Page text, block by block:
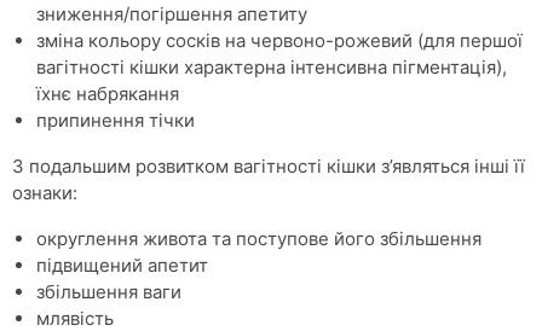
зниження/погіршення апетиту
зміна кольору сосків на червоно-рожевий (для першої
вагітності кішки характерна інтенсивна пігментація),
їхнє набрякання
припинення тічки
З подальшим розвитком вагітності кішки з’являться інші її
ознаки:
округлення живота та поступове його збільшення
підвищений апетит
збільшення ваги
млявість